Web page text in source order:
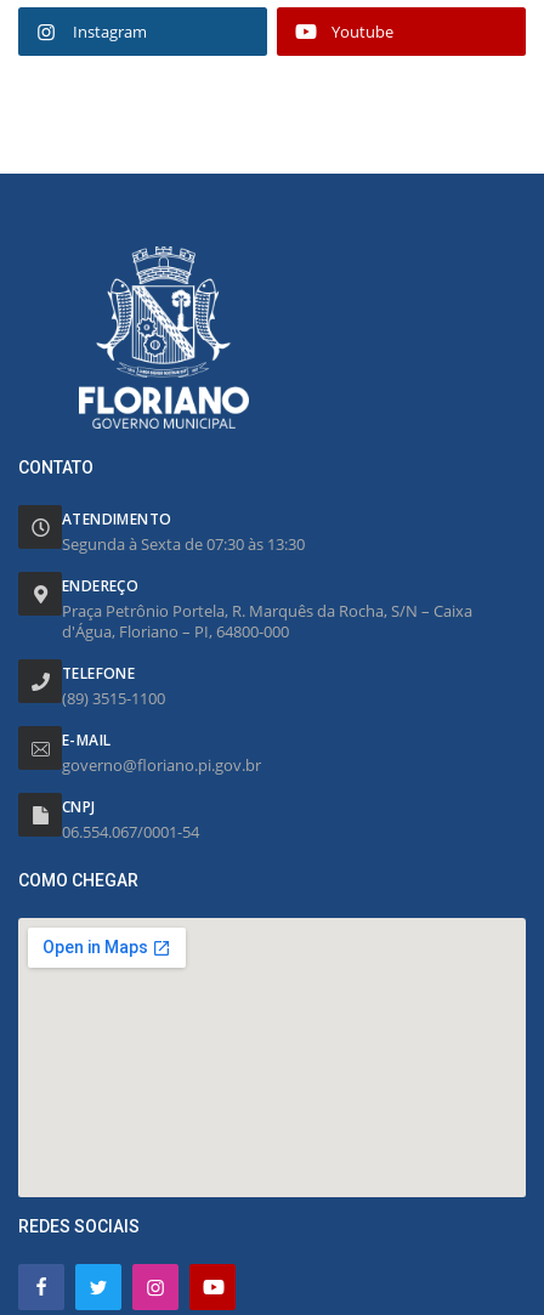
Instagram Youtube
CONTATO
ATENDIMENTO
Segunda à Sexta de 07:30 às 13:30
ENDEREÇO
Praça Petrônio Portela, R. Marquês da Rocha, S/N – Caixa
d'Água, Floriano – PI, 64800-000
TELEFONE
(89) 3515-1100
E-MAIL
governo@floriano.pi.gov.br
CNPJ
06.554.067/0001-54
COMO CHEGAR
REDES SOCIAIS